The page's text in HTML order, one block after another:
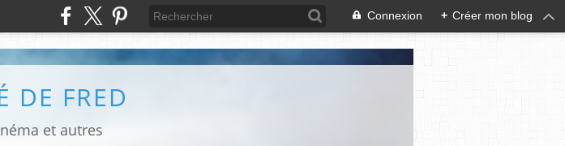
Connexion + Créer mon blog
DE FRED
et autres